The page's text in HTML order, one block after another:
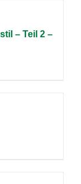
– Teil 2 –